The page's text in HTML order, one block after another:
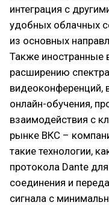
интеграция с
удобных облачных
из основных
Также иностранные
расширению
видеоконференций,
онлайн-обучения,
взаимодействия с
рынке ВКС –
такие технологии,
протокола Dante
соединения и
сигнала с